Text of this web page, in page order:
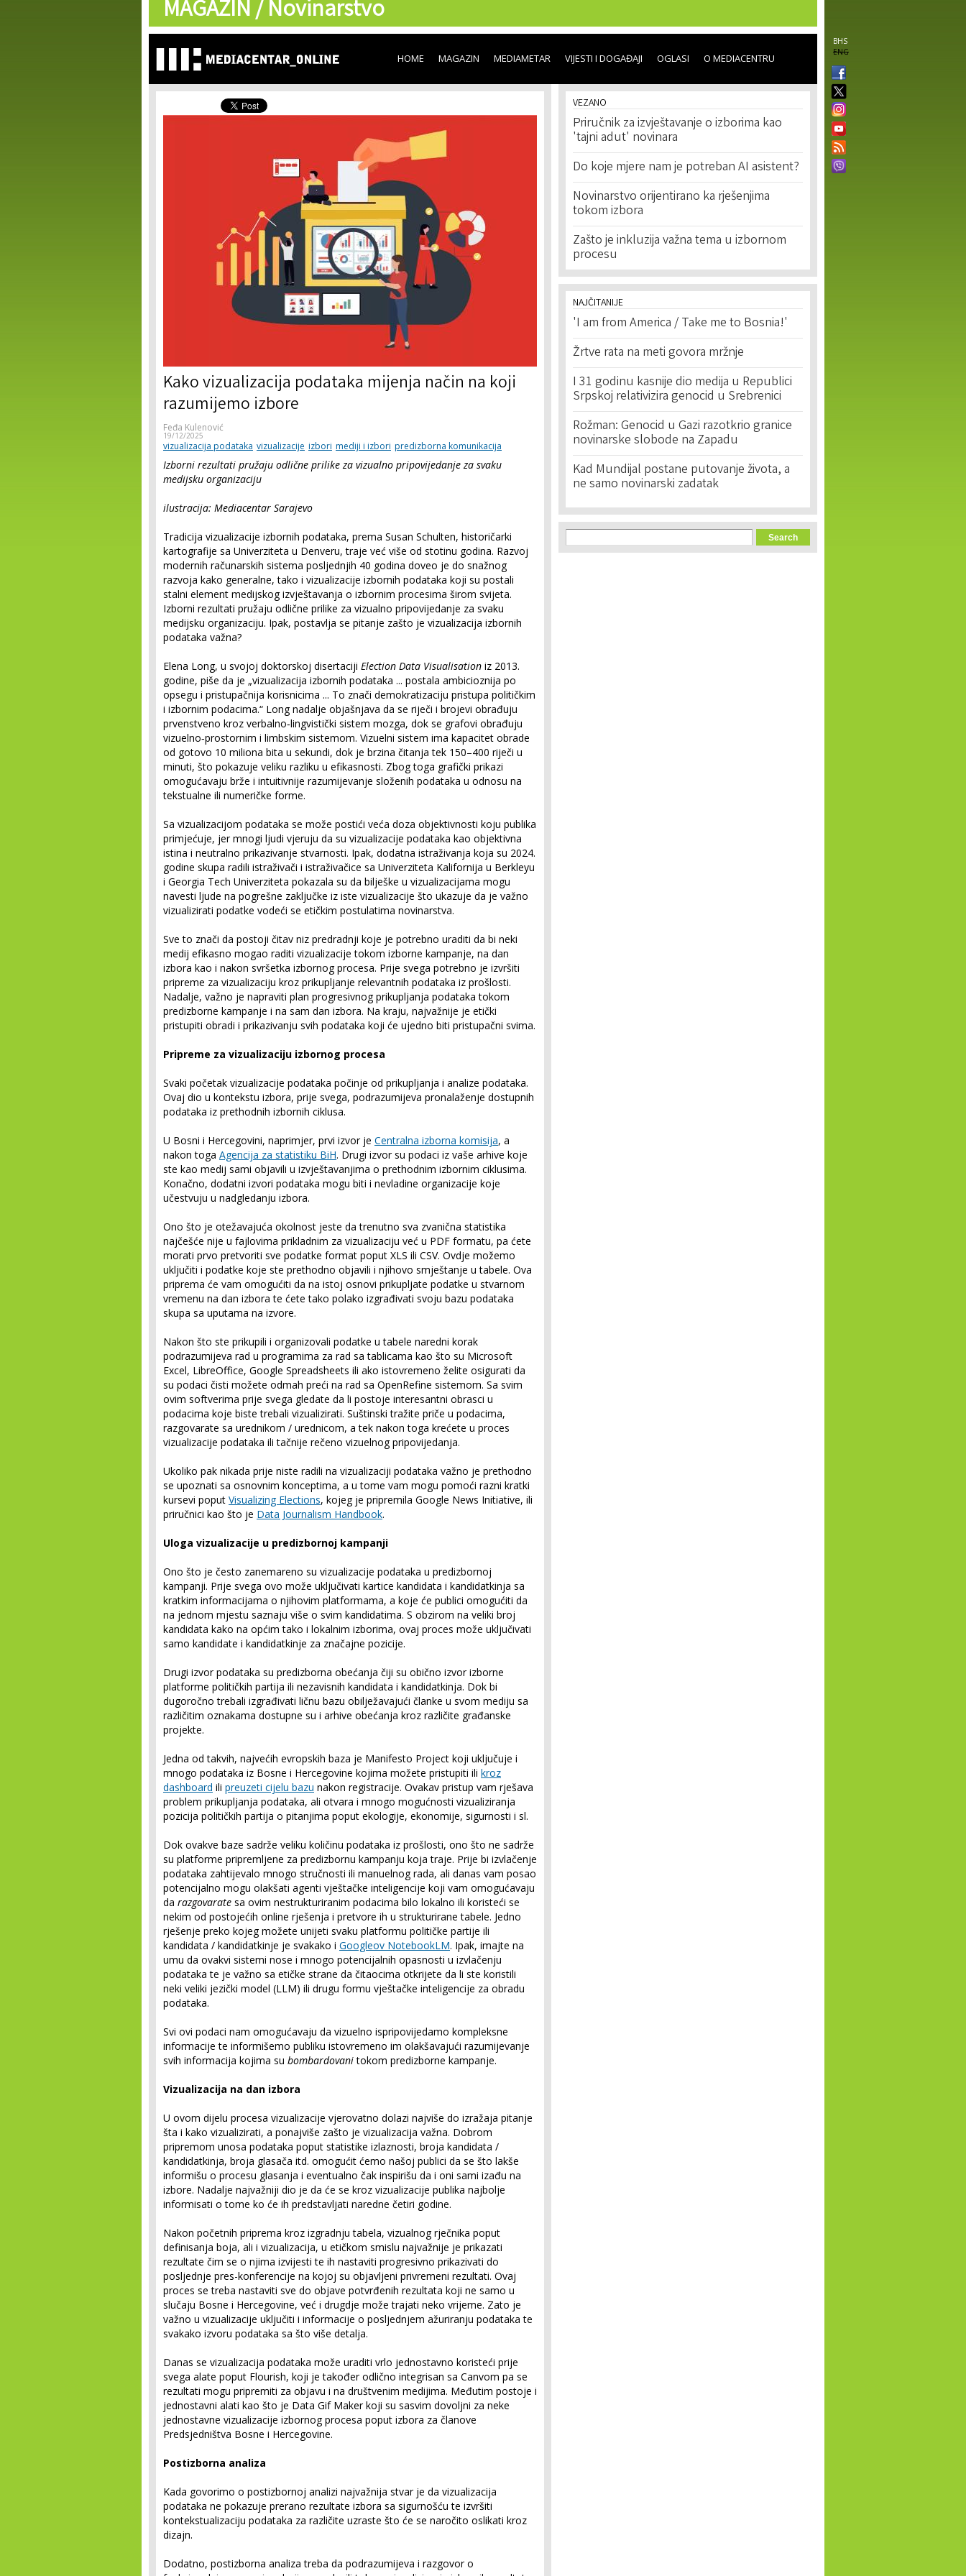
content
MAGAZIN /Novinarstvo
BHS
ENG
HOME MAGAZIN MEDIAMETAR VIJESTI I DOGAĐAJI OGLASI O MEDIACENTRU
Kako vizualizacija podataka mijenja način na koji
razumijemo izbore
Feđa Kulenović
19/12/2025
vizualizacija podataka vizualizacije izbori mediji i izbori predizborna komunikacija
Izborni rezultati pružaju odlične prilike za vizualno pripovijedanje za svaku
medijsku organizaciju
ilustracija: Mediacentar Sarajevo
Tradicija vizualizacije izbornih podataka, prema Susan Schulten, historičarki
kartografije sa Univerziteta u Denveru, traje već više od stotinu godina. Razvoj
modernih računarskih sistema posljednjih 40 godina doveo je do snažnog
razvoja kako generalne, tako i vizualizacije izbornih podataka koji su postali
stalni element medijskog izvještavanja o izbornim procesima širom svijeta.
Izborni rezultati pružaju odlične prilike za vizualno pripovijedanje za svaku
medijsku organizaciju. Ipak, postavlja se pitanje zašto je vizualizacija izbornih
podataka važna?
Elena Long, u svojoj doktorskoj disertaciji Election Data Visualisation iz 2013.
godine, piše da je „vizualizacija izbornih podataka ... postala ambicioznija po
opsegu i pristupačnija korisnicima ... To znači demokratizaciju pristupa političkim
i izbornim podacima.“ Long nadalje objašnjava da se riječi i brojevi obrađuju
prvenstveno kroz verbalno‑lingvistički sistem mozga, dok se grafovi obrađuju
vizuelno‑prostornim i limbskim sistemom. Vizuelni sistem ima kapacitet obrade
od gotovo 10 miliona bita u sekundi, dok je brzina čitanja tek 150–400 riječi u
minuti, što pokazuje veliku razliku u efikasnosti. Zbog toga grafički prikazi
omogućavaju brže i intuitivnije razumijevanje složenih podataka u odnosu na
tekstualne ili numeričke forme.
Sa vizualizacijom podataka se može postići veća doza objektivnosti koju publika
primjećuje, jer mnogi ljudi vjeruju da su vizualizacije podataka kao objektivna
istina i neutralno prikazivanje stvarnosti. Ipak, dodatna istraživanja koja su 2024.
godine skupa radili istraživači i istraživačice sa Univerziteta Kalifornija u Berkleyu
i Georgia Tech Univerziteta pokazala su da bilješke u vizualizacijama mogu
navesti ljude na pogrešne zaključke iz iste vizualizacije što ukazuje da je važno
vizualizirati podatke vodeći se etičkim postulatima novinarstva.
Sve to znači da postoji čitav niz predradnji koje je potrebno uraditi da bi neki
medij efikasno mogao raditi vizualizacije tokom izborne kampanje, na dan
izbora kao i nakon svršetka izbornog procesa. Prije svega potrebno je izvršiti
pripreme za vizualizaciju kroz prikupljanje relevantnih podataka iz prošlosti.
Nadalje, važno je napraviti plan progresivnog prikupljanja podataka tokom
predizborne kampanje i na sam dan izbora. Na kraju, najvažnije je etički
pristupiti obradi i prikazivanju svih podataka koji će ujedno biti pristupačni svima.
Pripreme za vizualizaciju izbornog procesa
Svaki početak vizualizacije podataka počinje od prikupljanja i analize podataka.
Ovaj dio u kontekstu izbora, prije svega, podrazumijeva pronalaženje dostupnih
podataka iz prethodnih izbornih ciklusa.
U Bosni i Hercegovini, naprimjer, prvi izvor je Centralna izborna komisija, a
nakon toga Agencija za statistiku BiH. Drugi izvor su podaci iz vaše arhive koje
ste kao medij sami objavili u izvještavanjima o prethodnim izbornim ciklusima.
Konačno, dodatni izvori podataka mogu biti i nevladine organizacije koje
učestvuju u nadgledanju izbora.
Ono što je otežavajuća okolnost jeste da trenutno sva zvanična statistika
najčešće nije u fajlovima prikladnim za vizualizaciju već u PDF formatu, pa ćete
morati prvo pretvoriti sve podatke format poput XLS ili CSV. Ovdje možemo
uključiti i podatke koje ste prethodno objavili i njihovo smještanje u tabele. Ova
priprema će vam omogućiti da na istoj osnovi prikupljate podatke u stvarnom
vremenu na dan izbora te ćete tako polako izgrađivati svoju bazu podataka
skupa sa uputama na izvore.
Nakon što ste prikupili i organizovali podatke u tabele naredni korak
podrazumijeva rad u programima za rad sa tablicama kao što su Microsoft
Excel, LibreOffice, Google Spreadsheets ili ako istovremeno želite osigurati da
su podaci čisti možete odmah preći na rad sa OpenRefine sistemom. Sa svim
ovim softverima prije svega gledate da li postoje interesantni obrasci u
podacima koje biste trebali vizualizirati. Suštinski tražite priče u podacima,
razgovarate sa urednikom / urednicom, a tek nakon toga krećete u proces
vizualizacije podataka ili tačnije rečeno vizuelnog pripovijedanja.
Ukoliko pak nikada prije niste radili na vizualizaciji podataka važno je prethodno
se upoznati sa osnovnim konceptima, a u tome vam mogu pomoći razni kratki
kursevi poput Visualizing Elections, kojeg je pripremila Google News Initiative, ili
priručnici kao što je Data Journalism Handbook.
Uloga vizualizacije u predizbornoj kampanji
Ono što je često zanemareno su vizualizacije podataka u predizbornoj
kampanji. Prije svega ovo može uključivati kartice kandidata i kandidatkinja sa
kratkim informacijama o njihovim platformama, a koje će publici omogućiti da
na jednom mjestu saznaju više o svim kandidatima. S obzirom na veliki broj
kandidata kako na općim tako i lokalnim izborima, ovaj proces može uključivati
samo kandidate i kandidatkinje za značajne pozicije.
Drugi izvor podataka su predizborna obećanja čiji su obično izvor izborne
platforme političkih partija ili nezavisnih kandidata i kandidatkinja. Dok bi
dugoročno trebali izgrađivati ličnu bazu obilježavajući članke u svom mediju sa
različitim oznakama dostupne su i arhive obećanja kroz različite građanske
projekte.
Jedna od takvih, najvećih evropskih baza je Manifesto Project koji uključuje i
mnogo podataka iz Bosne i Hercegovine kojima možete pristupiti ili kroz
dashboard ili preuzeti cijelu bazu nakon registracije. Ovakav pristup vam rješava
problem prikupljanja podataka, ali otvara i mnogo mogućnosti vizualiziranja
pozicija političkih partija o pitanjima poput ekologije, ekonomije, sigurnosti i sl.
Dok ovakve baze sadrže veliku količinu podataka iz prošlosti, ono što ne sadrže
su platforme pripremljene za predizbornu kampanju koja traje. Prije bi izvlačenje
podataka zahtijevalo mnogo stručnosti ili manuelnog rada, ali danas vam posao
potencijalno mogu olakšati agenti vještačke inteligencije koji vam omogućavaju
da razgovarate sa ovim nestrukturiranim podacima bilo lokalno ili koristeći se
nekim od postojećih online rješenja i pretvore ih u strukturirane tabele. Jedno
rješenje preko kojeg možete unijeti svaku platformu političke partije ili
kandidata / kandidatkinje je svakako i Googleov NotebookLM. Ipak, imajte na
umu da ovakvi sistemi nose i mnogo potencijalnih opasnosti u izvlačenju
podataka te je važno sa etičke strane da čitaocima otkrijete da li ste koristili
neki veliki jezički model (LLM) ili drugu formu vještačke inteligencije za obradu
podataka.
Svi ovi podaci nam omogućavaju da vizuelno ispripovijedamo kompleksne
informacije te informišemo publiku istovremeno im olakšavajući razumijevanje
svih informacija kojima su bombardovanitokom predizborne kampanje.
Vizualizacija na dan izbora
U ovom dijelu procesa vizualizacije vjerovatno dolazi najviše do izražaja pitanje
šta i kako vizualizirati, a ponajviše zašto je vizualizacija važna. Dobrom
pripremom unosa podataka poput statistike izlaznosti, broja kandidata /
kandidatkinja, broja glasača itd. omogućit ćemo našoj publici da se što lakše
informišu o procesu glasanja i eventualno čak inspirišu da i oni sami izađu na
izbore. Nadalje najvažniji dio je da će se kroz vizualizacije publika najbolje
informisati o tome ko će ih predstavljati naredne četiri godine.
Nakon početnih priprema kroz izgradnju tabela, vizualnog rječnika poput
definisanja boja, ali i vizualizacija, u etičkom smislu najvažnije je prikazati
rezultate čim se o njima izvijesti te ih nastaviti progresivno prikazivati do
posljednje pres-konferencije na kojoj su objavljeni privremeni rezultati. Ovaj
proces se treba nastaviti sve do objave potvrđenih rezultata koji ne samo u
slučaju Bosne i Hercegovine, već i drugdje može trajati neko vrijeme. Zato je
važno u vizualizacije uključiti i informacije o posljednjem ažuriranju podataka te
svakako izvoru podataka sa što više detalja.
Danas se vizualizacija podataka može uraditi vrlo jednostavno koristeći prije
svega alate poput Flourish, koji je također odlično integrisan sa Canvom pa se
rezultati mogu pripremiti za objavu i na društvenim medijima. Međutim postoje i
jednostavni alati kao što je Data Gif Maker koji su sasvim dovoljni za neke
jednostavne vizualizacije izbornog procesa poput izbora za članove
Predsjedništva Bosne i Hercegovine.
Postizborna analiza
Kada govorimo o postizbornoj analizi najvažnija stvar je da vizualizacija
podataka ne pokazuje prerano rezultate izbora sa sigurnošću te izvršiti
kontekstualizaciju podataka za različite uzraste što će se naročito oslikati kroz
dizajn.
Dodatno, postizborna analiza treba da podrazumijeva i razgovor o
VEZANO
Priručnik za izvještavanje o izborima kao
'tajni adut' novinara
Do koje mjere nam je potreban AI asistent?
Novinarstvo orijentirano ka rješenjima
tokom izbora
Zašto je inkluzija važna tema u izbornom
procesu
NAJČITANIJE
'I am from America / Take me to Bosnia!'
Žrtve rata na meti govora mržnje
I 31 godinu kasnije dio medija u Republici
Srpskoj relativizira genocid u Srebrenici
Rožman: Genocid u Gazi razotkrio granice
novinarske slobode na Zapadu
Kad Mundijal postane putovanje života, a
ne samo novinarski zadatak
Search form
Search